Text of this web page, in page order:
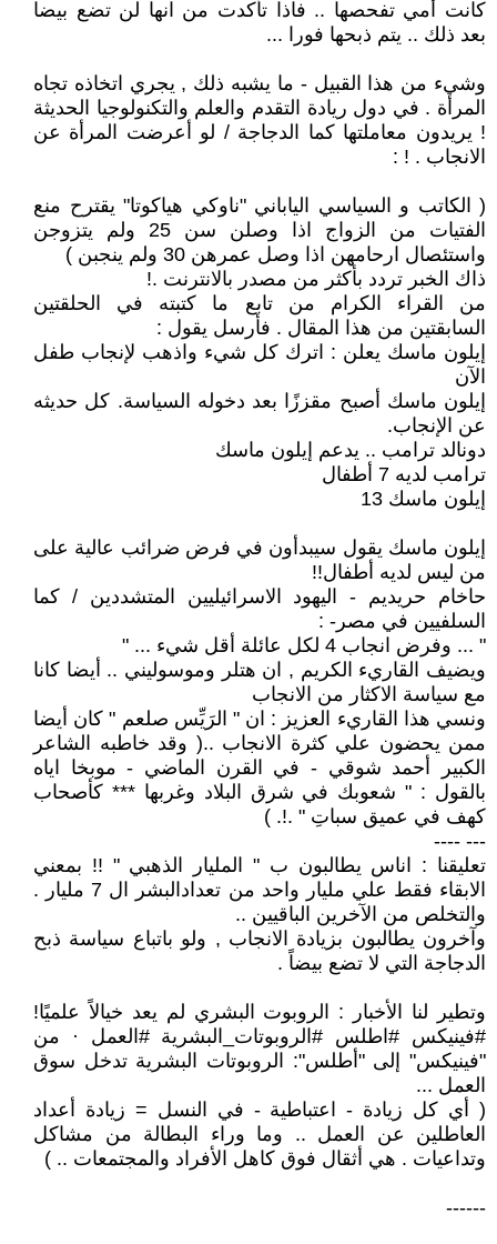
كانت أمي تفحصها .. فاذا تأكدت من انها لن تضع بيضا
بعد ذلك .. يتم ذبحها فورا ...
وشيء من هذا القبيل - ما يشبه ذلك , يجري اتخاذه تجاه
المرأة . في دول ريادة التقدم والعلم والتكنولوجيا الحديثة
! يريدون معاملتها كما الدجاجة / لو أعرضت المرأة عن
الانجاب . ! :
( الكاتب و السياسي الياباني "ناوكي هياكوتا" يقترح منع
الفتيات من الزواج اذا وصلن سن 25 ولم يتزوجن
واستئصال ارحامهن اذا وصل عمرهن 30 ولم ينجبن )
ذاك الخبر تردد بأكثر من مصدر بالانترنت .!
من القراء الكرام من تابع ما كتبته في الحلقتين
السابقتين من هذا المقال . فأرسل يقول :
إيلون ماسك يعلن : اترك كل شيء واذهب لإنجاب طفل
الآن
إيلون ماسك أصبح مقززًا بعد دخوله السياسة. كل حديثه
عن الإنجاب.
دونالد ترامب .. يدعم إيلون ماسك
ترامب لديه 7 أطفال
إيلون ماسك 13
إيلون ماسك يقول سيبدأون في فرض ضرائب عالية على
من ليس لديه أطفال!!
حاخام حريديم - اليهود الاسرائيليين المتشددين / كما
السلفيين في مصر- :
" ... وفرض انجاب 4 لكل عائلة أقل شيء ... "
ويضيف القاريء الكريم , ان هتلر وموسوليني .. أيضا كانا
مع سياسة الاكثار من الانجاب
ونسي هذا القاريء العزيز : ان " الرَيِّس صلعم " كان أيضا
ممن يحضون علي كثرة الانجاب ..( وقد خاطبه الشاعر
الكبير أحمد شوقي - في القرن الماضي - موبخا اياه
بالقول : " شعوبك في شرق البلاد وغربها *** كأصحاب
كهف في عميق سباتِ " .!. )
--- ----
تعليقنا : اناس يطالبون ب " المليار الذهبي " !! بمعني
الابقاء فقط علي مليار واحد من تعدادالبشر ال 7 مليار .
والتخلص من الآخرين الباقيين ..
وآخرون يطالبون بزيادة الانجاب , ولو باتباع سياسة ذبح
الدجاجة التي لا تضع بيضاً .
وتطير لنا الأخبار : الروبوت البشري لم يعد خيالاً علميًا!
#فينيكس #اطلس #الروبوتات_البشرية #العمل · من
"فينيكس" إلى "أطلس": الروبوتات البشرية تدخل سوق
العمل ...
( أي كل زيادة - اعتباطية - في النسل = زيادة أعداد
العاطلين عن العمل .. وما وراء البطالة من مشاكل
وتداعيات . هي أثقال فوق كاهل الأفراد والمجتمعات .. )
------